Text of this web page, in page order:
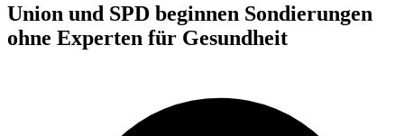
Union und SPD beginnen Sondierungen
ohne Experten für Gesundheit